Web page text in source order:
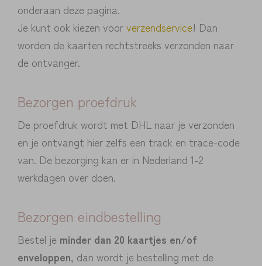
onderaan deze pagina.
Je kunt ook kiezen voorverzendservice! Dan
worden de kaarten rechtstreeks verzonden naar
de ontvanger.
Bezorgen proefdruk
De proefdruk wordt met DHL naar je verzonden
en je ontvangt hier zelfs een track en trace-code
van. De bezorging kan er in Nederland 1-2
werkdagen over doen.
Bezorgen eindbestelling
Bestel je minder dan 20 kaartjes en/of
enveloppen, dan wordt je bestelling met de